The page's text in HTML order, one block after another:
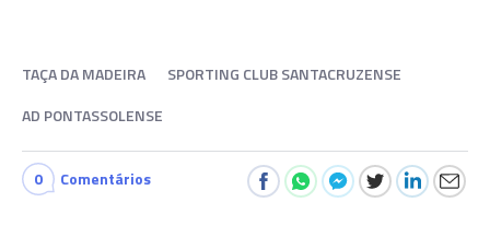
TAÇA DA MADEIRA
SPORTING CLUB SANTACRUZENSE
AD PONTASSOLENSE
0 Comentários